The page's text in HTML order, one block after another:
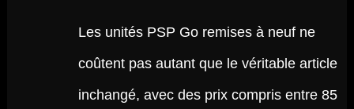
Les unités PSP Go remises à neuf ne
coûtent pas autant que le véritable article
inchangé, avec des prix compris entre 85